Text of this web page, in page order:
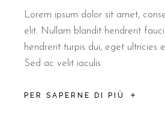
Lorem ipsum dolor sit amet,
elit. Nullam blandit hendrerit
hendrerit turpis dui, eget ultricies
Sed ac velit iaculis
PER SAPERNE DI PIÙ